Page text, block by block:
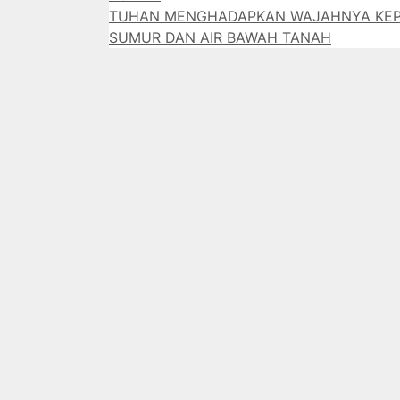
TUHAN MENGHADAPKAN WAJAHNYA
SUMUR DAN AIR BAWAH TANAH